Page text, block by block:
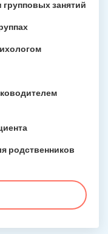
занятий
родственников